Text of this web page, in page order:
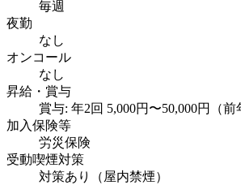
毎週
夜勤
なし
オンコール
なし
昇給・賞与
賞与: 年2回 5,000円〜50,000円（前
加入保険等
労災保険
受動喫煙対策
対策あり（屋内禁煙）